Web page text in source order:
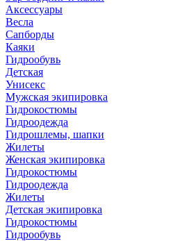
Аксессуары
Весла
Сапборды
Каяки
Гидрообувь
Детская
Унисекс
Мужская экипировка
Гидрокостюмы
Гидроодежда
Гидрошлемы, шапки
Жилеты
Женская экипировка
Гидрокостюмы
Гидроодежда
Жилеты
Детская экипировка
Гидрокостюмы
Гидрообувь